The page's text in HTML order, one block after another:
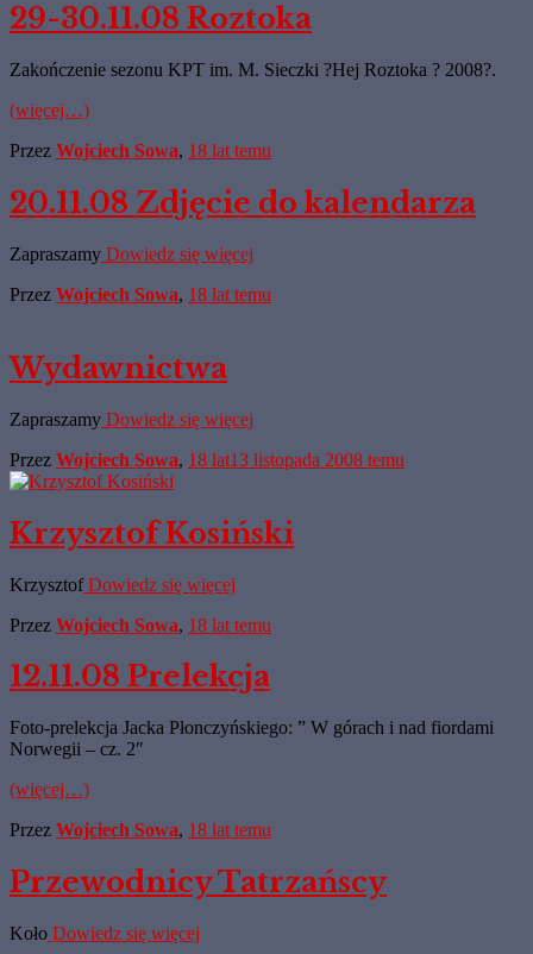
29-30.11.08 Roztoka
Zakończenie sezonu KPT im. M. Sieczki ?Hej Roztoka ? 2008?.
(więcej…)
Przez Wojciech Sowa, 18 lat temu
20.11.08 Zdjęcie do kalendarza
Zapraszamy Dowiedz się więcej
Przez Wojciech Sowa, 18 lat temu
Wydawnictwa
Zapraszamy Dowiedz się więcej
Przez Wojciech Sowa, 18 lat13 listopada 2008 temu
Krzysztof Kosiński
KrzysztofDowiedz się więcej
Przez Wojciech Sowa, 18 lat temu
12.11.08 Prelekcja
Foto-prelekcja Jacka Płonczyńskiego: ” W górach i nad fiordami
Norwegii – cz. 2″
(więcej…)
Przez Wojciech Sowa, 18 lat temu
Przewodnicy Tatrzańscy
Koło Dowiedz się więcej